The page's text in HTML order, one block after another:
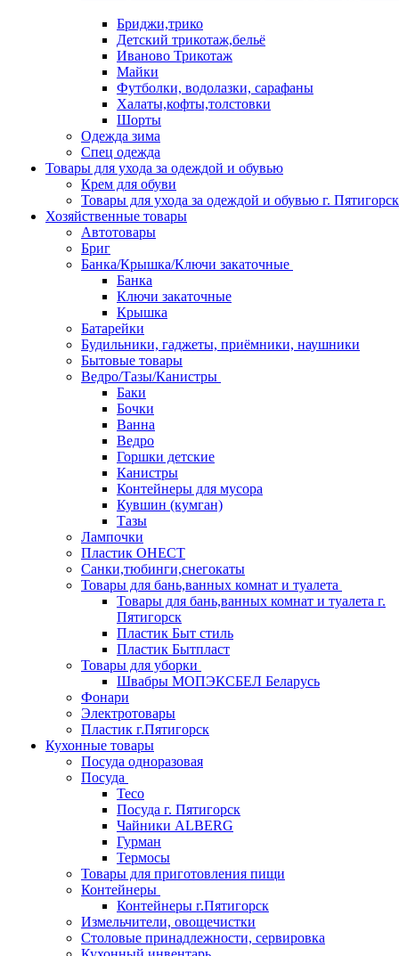
Бриджи,трико
Детский трикотаж,бельё
Иваново Трикотаж
Майки
Футболки, водолазки, сарафаны
Халаты,кофты,толстовки
Шорты
Одежда зима
Спец одежда
Товары для ухода за одеждой и обувью
Крем для обуви
Товары для ухода за одеждой и обувью г. Пятигорск
Хозяйственные товары
Автотовары
Бриг
Банка/Крышка/Ключи закаточные
Банка
Ключи закаточные
Крышка
Батарейки
Будильники, гаджеты, приёмники, наушники
Бытовые товары
Ведро/Тазы/Канистры
Баки
Бочки
Ванна
Ведро
Горшки детские
Канистры
Контейнеры для мусора
Кувшин (кумган)
Тазы
Лампочки
Пластик ОНЕСТ
Санки,тюбинги,снегокаты
Товары для бань,ванных комнат и туалета
Товары для бань,ванных комнат и туалета г.
Пятигорск
Пластик Быт стиль
Пластик Бытпласт
Товары для уборки
Швабры МОПЭКСБЕЛ Беларусь
Фонари
Электротовары
Пластик г.Пятигорск
Кухонные товары
Посуда одноразовая
Посуда
Teco
Посуда г. Пятигорск
Чайники ALBERG
Гурман
Термосы
Товары для приготовления пищи
Контейнеры
Контейнеры г.Пятигорск
Измельчители, овощечистки
Столовые принадлежности, сервировка